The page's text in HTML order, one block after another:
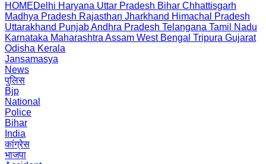
HOMEDelhi Haryana Uttar Pradesh Bihar Chhattisgarh
Madhya Pradesh Rajasthan Jharkhand Himachal Pradesh
Uttarakhand PunjabAndhra Pradesh Telangana Tamil Nadu
Karnataka Maharashtra Assam West Bengal Tripura Gujarat
Odisha Kerala
Jansamasya
News
पुलिस
Bjp
National
Police
Bihar
India
कांग्रेस
भाजपा